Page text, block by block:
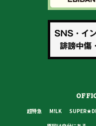
超特急 M!LK